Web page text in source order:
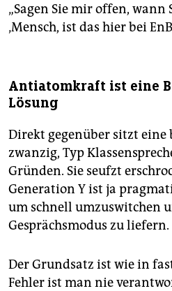
„Sagen Sie mir offen, wann
‚Mensch, ist das hier bei
Antiatomkraft ist eine
Lösung
Direkt gegenüber sitzt eine
zwanzig, Typ
Gründen. Sie seufzt
Generation Y ist ja
um schnell umzuswitchen
Gesprächsmodus zu
Der Grundsatz ist wie in
Fehler ist man nie